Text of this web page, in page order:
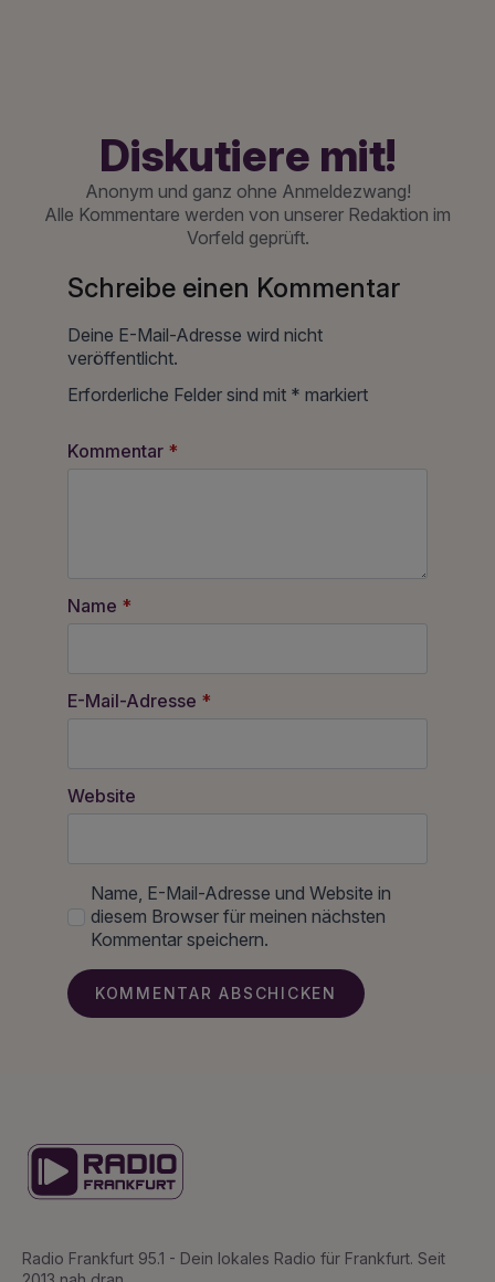
Diskutiere mit!
Anonym und ganz ohne Anmeldezwang!
Alle Kommentare werden von unserer Redaktion im
Vorfeld geprüft.
Schreibe einen Kommentar
Deine E-Mail-Adresse wird nicht
veröffentlicht.
Erforderliche Felder sind mit * markiert
Kommentar *
Name *
E-Mail-Adresse *
Website
Name, E-Mail-Adresse und Website in
diesem Browser für meinen nächsten
Kommentar speichern.
Radio Frankfurt 95.1 - Dein lokales Radio für Frankfurt. Seit